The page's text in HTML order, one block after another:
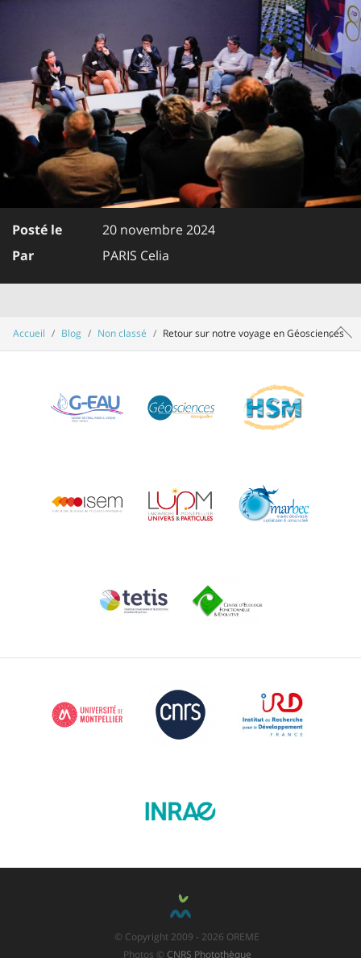
Posté le
20 novembre 2024
Par
PARIS Celia
Accueil Blog Non classé Retour sur notre voyage en Géosciences
© Copyright 2009 - 2026 OREME
Photos © CNRS Photothèque